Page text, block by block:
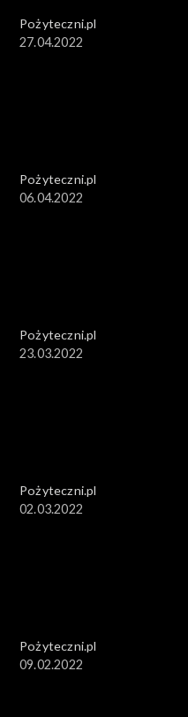
Pożyteczni.pl
27.04.2022
Pożyteczni.pl
06.04.2022
Pożyteczni.pl
23.03.2022
Pożyteczni.pl
02.03.2022
Pożyteczni.pl
09.02.2022